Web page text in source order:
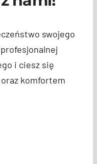
swojego
i ciesz się
komfortem